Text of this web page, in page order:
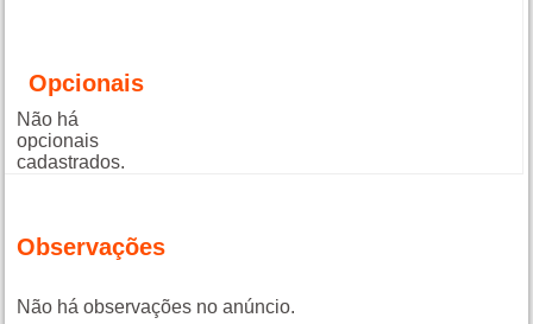
Opcionais
Não há
opcionais
cadastrados.
Observações
Não há observações no anúncio.